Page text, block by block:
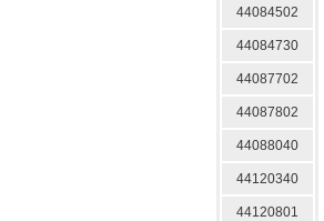
44084502
44084730
44087702
44087802
44088040
44120340
44120801